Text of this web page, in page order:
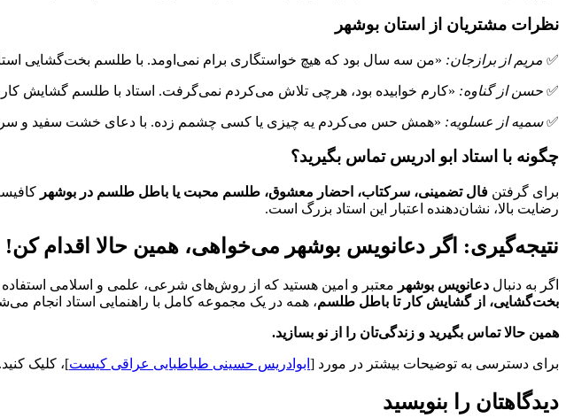
نظرات مشتریان از استان بوشهر
✅ مریم از برازجان: «من سه سال بود که هیچ خواستگاری برام نمی‌اومد. با طلسم بخت‌گشایی
✅ حسن از گناوه: «کارم خوابیده بود، هرچی تلاش می‌کردم نمی‌گرفت. استاد با طلسم گشایش کار
✅سمیه از عسلویه: «همش حس می‌کردم یه چیزی یا کسی چشمم زده. با دعای خشت سفید و
چگونه با استاد ابو ادریس تماس بگیرید؟
برای گرفتن فال تضمینی، سرکتاب، احضار معشوق، طلسم محبت یا باطل طلسم در بوشهر
رضایت بالا، نشان‌دهنده اعتبار این استاد بزرگ است.
نتیجه‌گیری: اگر دعانویس بوشهر می‌خواهی، همین حالا اقدام کن!
اگر به دنبال دعانویس بوشهر معتبر و امین هستید که از روش‌های شرعی، علمی و اسلامی استفاده
بخت‌گشایی، از گشایش کار تا باطل طلسم، همه در یک مجموعه کامل با راهنمایی استاد انجام
همین حالا تماس بگیرید و زندگی‌تان را از نو بسازید.
برای دسترسی به توضیحات بیشتر در مورد [ ابوادریس حسینی طباطبایی عراقی کیست]، کلیک کنید.
دیدگاهتان را بنویسید